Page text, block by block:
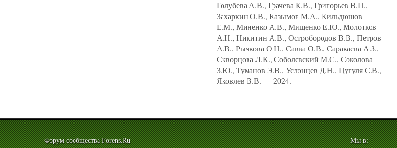
Голубева А.В., Грачева К.В., Григорьев В.П.,
Захаркин О.В., Казымов М.А., Кильдюшов
Е.М., Миненко А.В., Мищенко Е.Ю., Молотков
А.Н., Никитин А.В., Остробородов В.В., Петров
А.В., Рычкова О.Н., Савва О.В., Саракаева А.З.,
Скворцова Л.К., Соболевский М.С., Соколова
З.Ю., Туманов Э.В., Услонцев Д.Н., Цугуля С.В.,
Яковлев В.В. — 2024.
Форум сообщества Forens.Ru
Мы в: